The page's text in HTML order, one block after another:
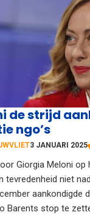
de strijd
ngo’s
3 JANUARI 2025
Giorgia Meloni
tevredenheid niet
aankondigde
Barents stop te